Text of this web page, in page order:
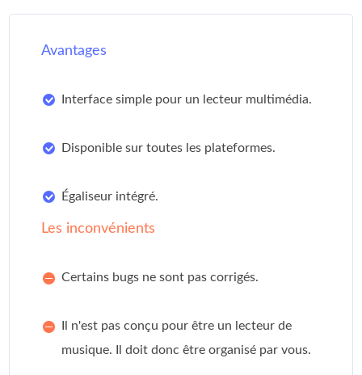
Avantages
Interface simple pour un lecteur multimédia.
Disponible sur toutes les plateformes.
Égaliseur intégré.
Les inconvénients
Certains bugs ne sont pas corrigés.
Il n'est pas conçu pour être un lecteur de
musique. Il doit donc être organisé par vous.